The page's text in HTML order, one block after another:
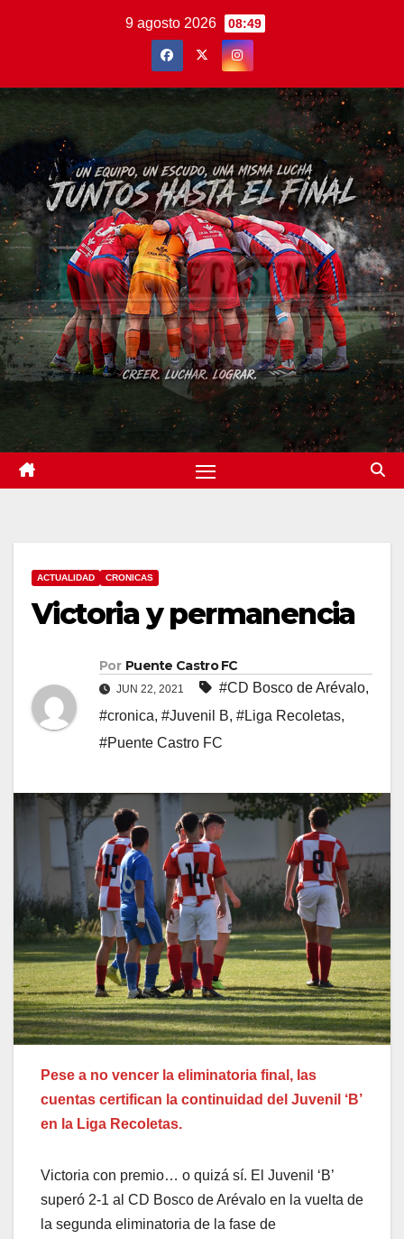
9 agosto 2026 08:49
ACTUALIDAD CRONICAS
Victoria y permanencia
Por Puente Castro FC
JUN 22, 2021 #CD Bosco de Arévalo,
#cronica, #Juvenil B, #Liga Recoletas,
#Puente Castro FC
Pese a no vencer la eliminatoria final, las
cuentas certifican la continuidad del Juvenil ‘B’
en la Liga Recoletas.
Victoria con premio… o quizá sí. El Juvenil ‘B’
superó 2-1 al CD Bosco de Arévalo en la vuelta de
la segunda eliminatoria de la fase de